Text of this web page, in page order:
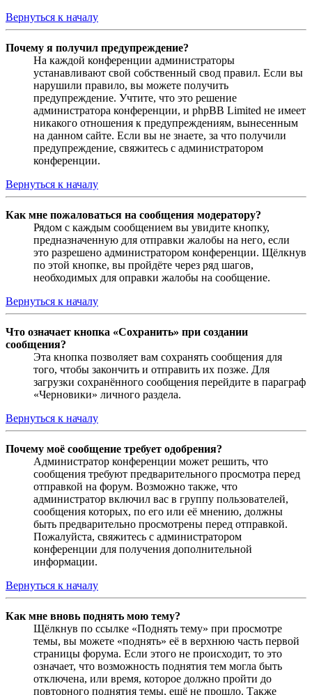
Вернуться к началу
Почему я получил предупреждение?
На каждой конференции администраторы
устанавливают свой собственный свод правил. Если вы
нарушили правило, вы можете получить
предупреждение. Учтите, что это решение
администратора конференции, и phpBB Limited не имеет
никакого отношения к предупреждениям, вынесенным
на данном сайте. Если вы не знаете, за что получили
предупреждение, свяжитесь с администратором
конференции.
Вернуться к началу
Как мне пожаловаться на сообщения модератору?
Рядом с каждым сообщением вы увидите кнопку,
предназначенную для отправки жалобы на него, если
это разрешено администратором конференции. Щёлкнув
по этой кнопке, вы пройдёте через ряд шагов,
необходимых для оправки жалобы на сообщение.
Вернуться к началу
Что означает кнопка «Сохранить» при создании
сообщения?
Эта кнопка позволяет вам сохранять сообщения для
того, чтобы закончить и отправить их позже. Для
загрузки сохранённого сообщения перейдите в параграф
«Черновики» личного раздела.
Вернуться к началу
Почему моё сообщение требует одобрения?
Администратор конференции может решить, что
сообщения требуют предварительного просмотра перед
отправкой на форум. Возможно также, что
администратор включил вас в группу пользователей,
сообщения которых, по его или её мнению, должны
быть предварительно просмотрены перед отправкой.
Пожалуйста, свяжитесь с администратором
конференции для получения дополнительной
информации.
Вернуться к началу
Как мне вновь поднять мою тему?
Щёлкнув по ссылке «Поднять тему» при просмотре
темы, вы можете «поднять» её в верхнюю часть первой
страницы форума. Если этого не происходит, то это
означает, что возможность поднятия тем могла быть
отключена, или время, которое должно пройти до
повторного поднятия темы, ещё не прошло. Также